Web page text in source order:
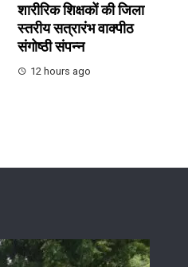
शारीरिक शिक्षकों की जिला
स्तरीय सत्रारंभ वाक्पीठ
संगोष्ठी संपन्न
12 hours ago